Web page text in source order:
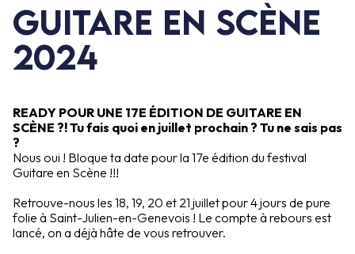
GUITARE EN SCÈNE
2024
READY POUR UNE 17E ÉDITION DE GUITARE EN
SCÈNE ?! Tu fais quoi en juillet prochain ? Tu ne sais pas
?
Nous oui ! Bloque ta date pour la 17e édition du festival
Guitare en Scène !!!
Retrouve-nous les 18, 19, 20 et 21 juillet pour 4 jours de pure
folie à Saint-Julien-en-Genevois ! Le compte à rebours est
lancé, on a déjà hâte de vous retrouver.